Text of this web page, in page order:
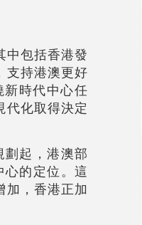
中包括香港發
支持港澳更好
時代中心任
代化取得決定
起，港澳部
的定位。這
加，香港正加